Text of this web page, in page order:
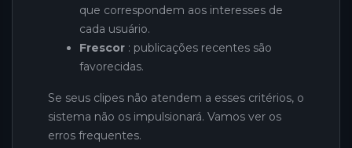
que correspondem aos interesses de
cada usuário.
Frescor : publicações recentes são
favorecidas.
Se seus clipes não atendem a esses critérios, o
sistema não os impulsionará. Vamos ver os
erros frequentes.